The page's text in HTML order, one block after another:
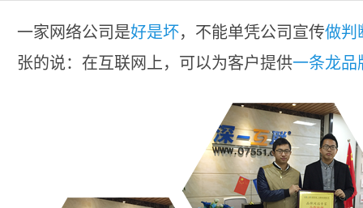
一家网络公司是好是坏，不能单凭公司宣传做判
张的说：在互联网上，可以为客户提供一条龙品